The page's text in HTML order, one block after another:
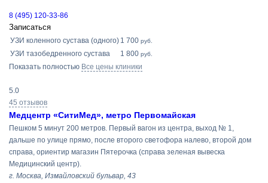
8 (495) 120-33-86
Записаться
УЗИ коленного сустава (одного) 1 700 руб.
УЗИ тазобедренного сустава 1 800 руб.
Показать полностью Все цены клиники
5.0
45 отзывов
Медцентр «СитиМед», метро Первомайская
Пешком 5 минут 200 метров. Первый вагон из центра, выход № 1,
дальше по улице прямо, после второго светофора налево, второй дом
справа, ориентир магазин Пятерочка (справа зеленая вывеска
Медицинский центр).
г. Москва, Измайловский бульвар, 43